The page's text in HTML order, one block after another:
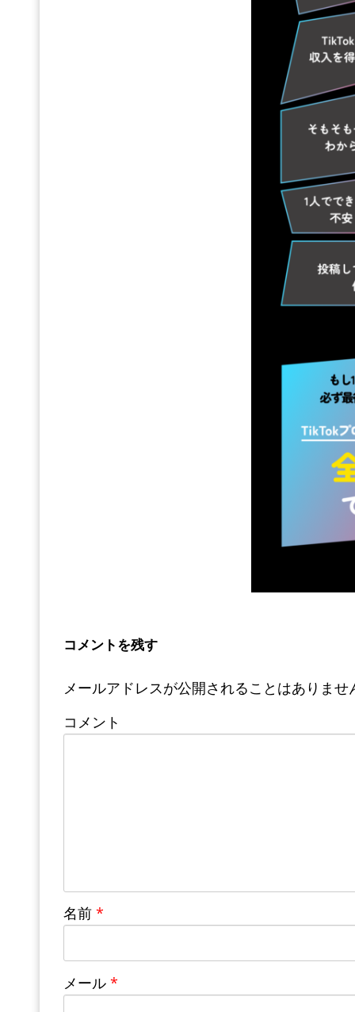
コメントを残す
メールアドレスが公開されることはありませ
コメント
名前 *
メール *